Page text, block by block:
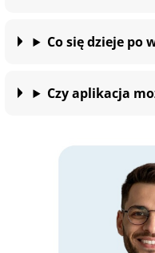
Co się dzieje po
Czy aplikacja